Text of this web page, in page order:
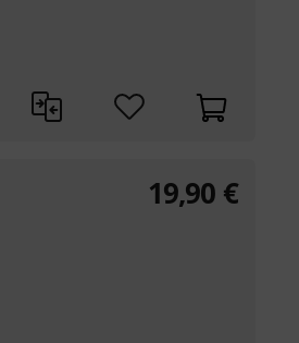
19,90 €